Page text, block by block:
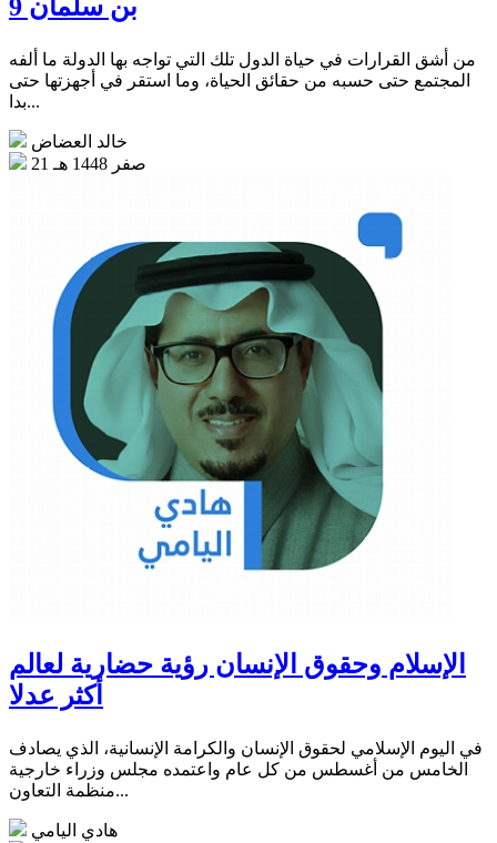
بن سلمان 9
من أشق القرارات في حياة الدول تلك التي تواجه بها الدولة ما ألفه
المجتمع حتى حسبه من حقائق الحياة، وما استقر في أجهزتها حتى
بدا...
خالد العضاض
21 صفر 1448 هـ
الإسلام وحقوق الإنسان رؤية حضارية لعالم
أكثر عدلا
في اليوم الإسلامي لحقوق الإنسان والكرامة الإنسانية، الذي يصادف
الخامس من أغسطس من كل عام واعتمده مجلس وزراء خارجية
منظمة التعاون...
هادي اليامي